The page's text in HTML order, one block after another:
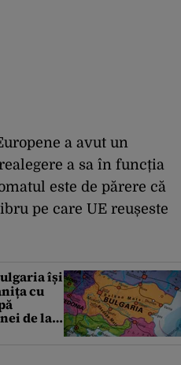
a avut un
a sa în funcția
este de părere că
pe care UE reușeste
își
cu
de la